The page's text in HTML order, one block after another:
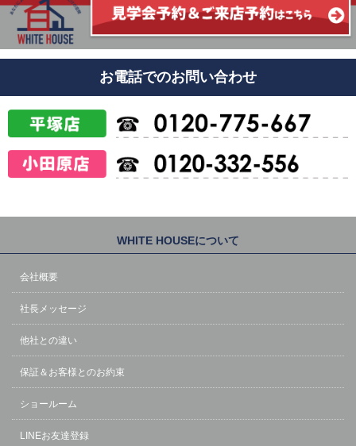
お電話でのお問い合わせ
WHITE HOUSEについて
会社概要
社長メッセージ
他社との違い
保証＆お客様とのお約束
ショールーム
LINEお友達登録